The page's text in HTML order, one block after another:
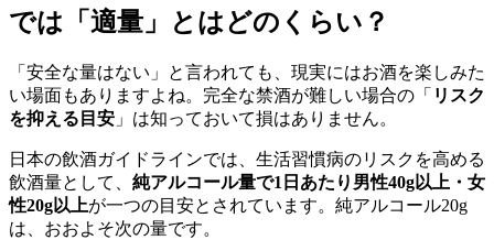
では「適量」とはどのくらい？
「安全な量はない」と言われても、現実にはお酒を楽しみた
い場面もありますよね。完全な禁酒が難しい場合の「 リスク
を抑える目安 」は知っておいて損はありません。
日本の飲酒ガイドラインでは、生活習慣病のリスクを高める
飲酒量として、 純アルコール量で1日あたり男性40g以上・女
性20g以上が一つの目安とされています。純アルコール20g
は、おおよそ次の量です。